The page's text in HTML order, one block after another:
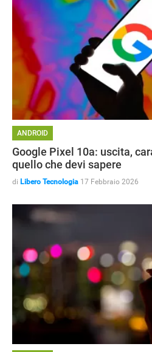
ANDROID
Google Pixel 10a: uscita,
quello che devi sapere
di Libero Tecnologia 17 Febbraio 2026